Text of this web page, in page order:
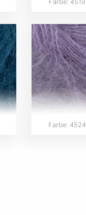
Farbe: 4519
Farbe: 4524